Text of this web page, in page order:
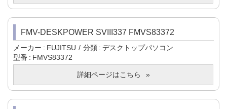
FMV-DESKPOWER SVIII337 FMVS83372
メーカー FUJITSU 分類
デスクトップパソコン
型番
FMVS83372
詳細ページはこちら